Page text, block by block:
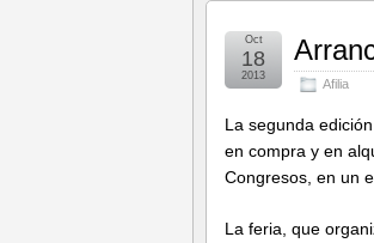
Afilia
Oct
18
2013
La segunda
en compra y en
Congresos, en un
La feria, que